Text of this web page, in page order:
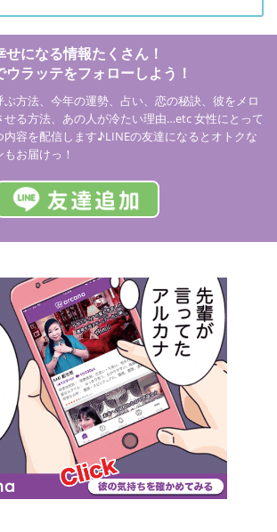
せになる情報たくさん！
ウラッテをフォローしよう！
ぶ方法、今年の運勢、占い、恋の秘訣、彼をメロ
せる方法、あの人が冷たい理由…etc 女性にとって
内容を配信します♪LINEの友達になるとオトクな
お届けっ！